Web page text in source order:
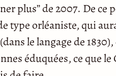
plus” de 2007. De ce
type orléaniste, qui
le langage de
éduquées, ce que